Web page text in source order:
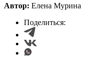
Автор: Елена Мурина
Поделиться: